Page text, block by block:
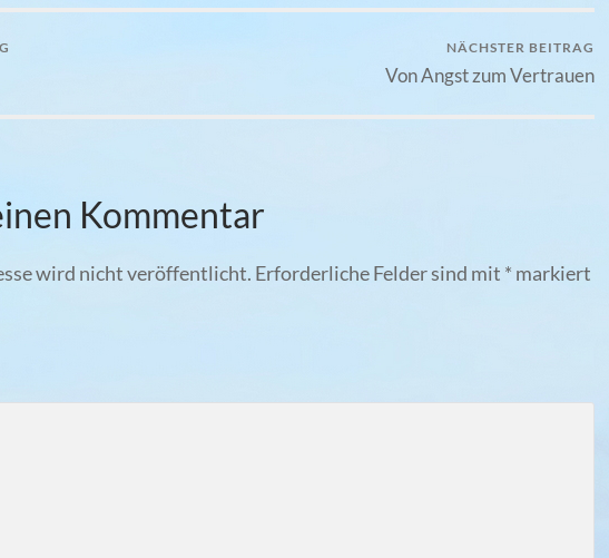
NÄCHSTER BEITRAG
Von Angst zum Vertrauen
Kommentar
wird nicht veröffentlicht. Erforderliche Felder sind mit * markiert